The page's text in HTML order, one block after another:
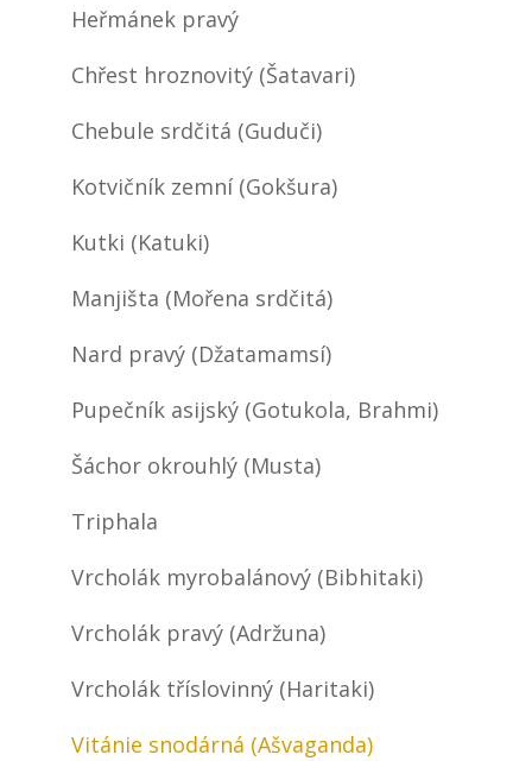
Heřmánek pravý
Chřest hroznovitý (Šatavari)
Chebule srdčitá (Guduči)
Kotvičník zemní (Gokšura)
Kutki (Katuki)
Manjišta (Mořena srdčitá)
Nard pravý (Džatamamsí)
Pupečník asijský (Gotukola, Brahmi)
Šáchor okrouhlý (Musta)
Triphala
Vrcholák myrobalánový (Bibhitaki)
Vrcholák pravý (Adržuna)
Vrcholák tříslovinný (Haritaki)
Vitánie snodárná (Ašvaganda)